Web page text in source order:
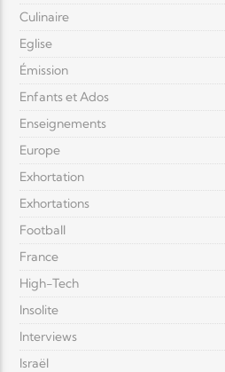
Culinaire
Eglise
Émission
Enfants et Ados
Enseignements
Europe
Exhortation
Exhortations
Football
France
High-Tech
Insolite
Interviews
Israël